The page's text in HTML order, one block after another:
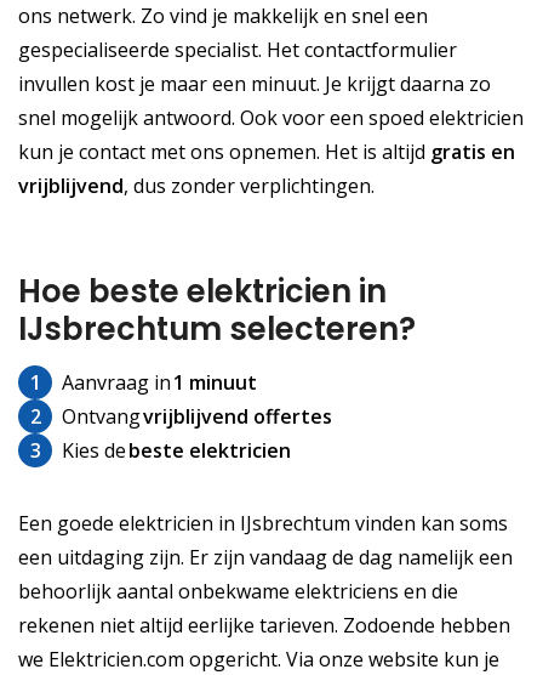
ons netwerk. Zo vind je makkelijk en snel een
gespecialiseerde specialist. Het contactformulier
invullen kost je maar een minuut. Je krijgt daarna zo
snel mogelijk antwoord. Ook voor een spoed elektricien
kun je contact met ons opnemen. Het is altijd gratis en
vrijblijvend, dus zonder verplichtingen.
Hoe beste elektricien in
IJsbrechtum selecteren?
1 Aanvraag in1 minuut
2
Ontvangvrijblijvend offertes
3
Kies debeste elektricien
Een goede elektricien in IJsbrechtum vinden kan soms
een uitdaging zijn. Er zijn vandaag de dag namelijk een
behoorlijk aantal onbekwame elektriciens en die
rekenen niet altijd eerlijke tarieven. Zodoende hebben
we Elektricien.com opgericht. Via onze website kun je